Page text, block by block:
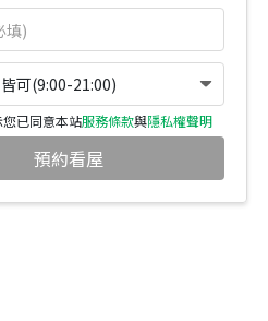
可(9:00-21:00)
已同意本站服務條款與隱私權聲明
預約看屋